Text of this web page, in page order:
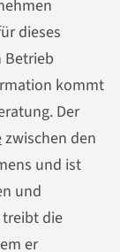
dieses
Betrieb
kommt
Der
zwischen den
und ist
und
treibt die
er